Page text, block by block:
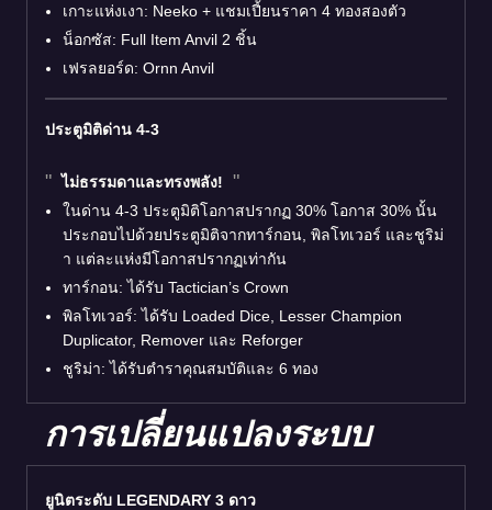
เกาะแห่งเงา: Neeko + แชมเปี้ยนราคา 4 ทองสองตัว
น็อกซัส: Full Item Anvil 2 ชิ้น
เฟรลยอร์ด: Ornn Anvil
ประตูมิติด่าน 4-3
ไม่ธรรมดาและทรงพลัง!
ในด่าน 4-3 ประตูมิติโอกาสปรากฏ 30% โอกาส 30% นั้น
ประกอบไปด้วยประตูมิติจากทาร์กอน, พิลโทเวอร์ และชูริม่
า แต่ละแห่งมีโอกาสปรากฏเท่ากัน
ทาร์กอน: ได้รับ Tactician’s Crown
พิลโทเวอร์: ได้รับ Loaded Dice, Lesser Champion
Duplicator, Remover และ Reforger
ชูริม่า: ได้รับตำราคุณสมบัติและ 6 ทอง
การเปลี่ยนแปลงระบบ
ยูนิตระดับ LEGENDARY 3 ดาว